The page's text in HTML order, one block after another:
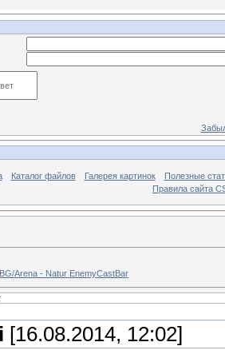
Каталог файлов Галерея картинок
Полезные
Правила сайта
BG/Arena - Natur EnemyCastBar
[16.08.2014, 12:02]